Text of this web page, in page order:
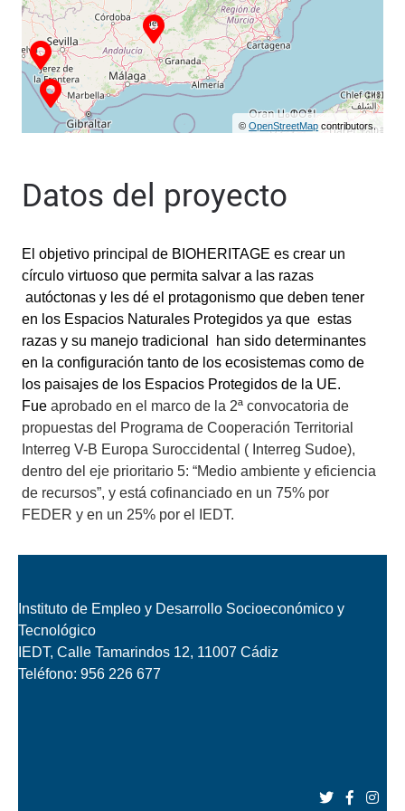
©OpenStreetMap contributors.
Datos del proyecto
El objetivo principal de BIOHERITAGE es crear un
círculo virtuoso que permita salvar a las razas
autóctonas y les dé el protagonismo que deben tener
en los Espacios Naturales Protegidos ya que estas
razas y su manejo tradicional han sido determinantes
en la configuración tanto de los ecosistemas como de
los paisajes de los Espacios Protegidos de la UE.
Fueaprobado en el marco de la 2ª convocatoria de
propuestas del Programa de Cooperación Territorial
Interreg V-B Europa Suroccidental ( Interreg Sudoe),
dentro del eje prioritario 5: “Medio ambiente y eficiencia
de recursos”, y está cofinanciado en un 75% por
FEDER y en un 25% por el IEDT.
Instituto de Empleo y Desarrollo Socioeconómico y
Tecnológico
IEDT, Calle Tamarindos 12, 11007 Cádiz
Teléfono: 956 226 677